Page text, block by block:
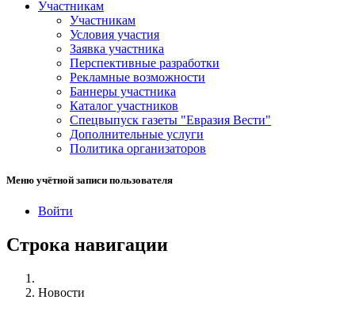
Участникам
Участникам
Условия участия
Заявка участника
Перспективные разработки
Рекламные возможности
Баннеры участника
Каталог участников
Спецвыпуск газеты "Евразия Вести"
Дополнительные услуги
Политика организаторов
Меню учётной записи пользователя
Войти
Строка навигации
Новости